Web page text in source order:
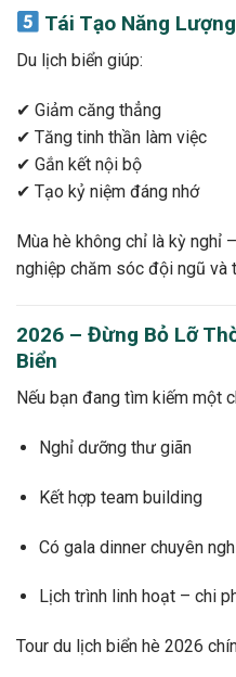
Tái Tạo Năng
Du lịch biển giúp:
✔ Giảm căng thẳng
✔ Tăng tinh thần làm việc
✔ Gắn kết nội bộ
✔ Tạo kỷ niệm đáng nhớ
Mùa hè không chỉ là kỳ nghỉ
nghiệp chăm sóc đội ngũ và
2026 – Đừng Bỏ Lỡ
Biển
Nếu bạn đang tìm kiếm một
Nghỉ dưỡng thư giãn
Kết hợp team building
Có gala dinner chuyên
Lịch trình linh hoạt – chi
Tour du lịch biển hè 2026